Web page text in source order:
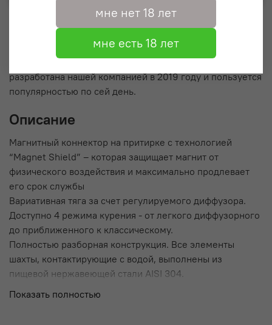
Модель Down Steel – классическая модель кальяна из
нержавеющей стали с эффектной продувкой из-под
блюдца (напоминающая водопад). Данная система
разработана нашей компанией в 2019 году и пользуется
популярностью по сей день.
Описание
Магнитный коннектор на притирке с технологией
“Magnet Shield” – которая защищает магнит от
физического воздействия и максимально продлевает
его срок службы
Вариативная тяга за счет регулируемого диффузора.
Доступно 4 режима курения - от легкого диффузорного
до приближенного к классическому.
Полностью разборная конструкция. Все элементы
шахты, контактирующие с водой, выполнены из
пищевой нержавеющей стали AISI 304.
Показать полностью
мне нет 18 лет
мне есть 18 лет